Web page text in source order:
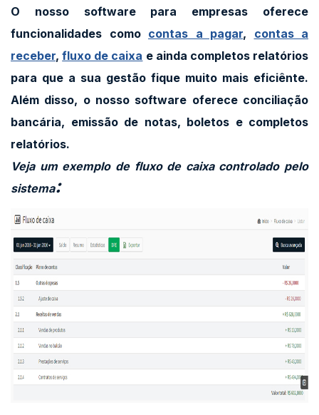
O nosso software para empresas oferece
funcionalidades como contas a pagar, contas a
receber,fluxo de caixa e ainda completos relatórios
para que a sua gestão fique muito mais eficiênte.
Além disso, o nosso software oferece conciliação
bancária, emissão de notas, boletos e completos
relatórios.
Veja um exemplo de fluxo de caixa controlado pelo
sistema: